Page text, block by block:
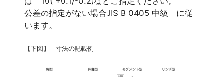
公差の指定がない場合JIS B 0405 中級 に従
います。
【下図】 寸法の記載例